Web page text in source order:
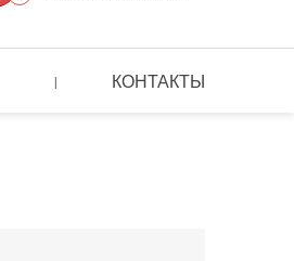
| КОНТАКТЫ